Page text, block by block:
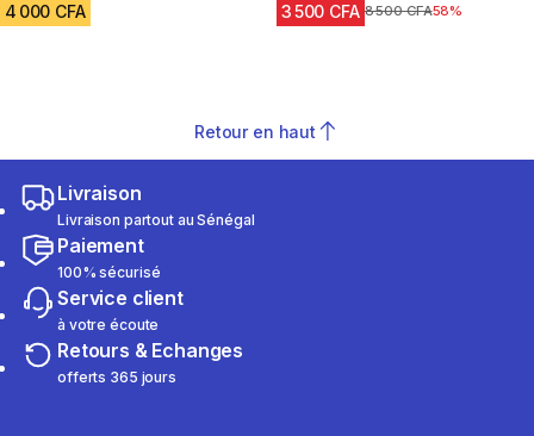
4 000 CFA 3 500 CFA Prix avant réduction
8 500 CFA58%
Retour en haut
Livraison
Livraison partout au Sénégal
Paiement
100% sécurisé
Service client
à votre écoute
Retours & Echanges
offerts 365 jours